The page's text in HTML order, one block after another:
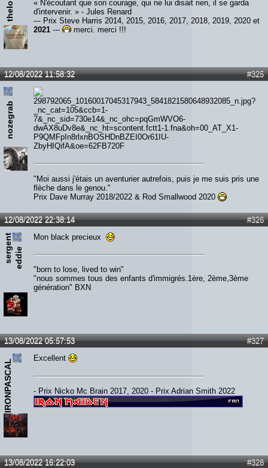
« N'écoutant que son courage, qui ne lui disait rien, il se garda
d'intervenir. » - Jules Renard
--- Prix Steve Harris 2014, 2015, 2016, 2017, 2018, 2019, 2020 et
2021 --- merci, merci !!!
#325
12/08/2022 11:58:32
nozegrab
"Moi aussi j'étais un aventurier autrefois, puis je me suis pris une
flèche dans le genou."
Prix Dave Murray 2018/2022 & Rod Smallwood 2020
#326
12/08/2022 22:38:14
s
e
rg
e
n
t
e
d
d
ie
Mon black precieux
"born to lose, lived to win"
"nous sommes tous des enfants d'immigrés.1ère, 2ème,3ème
génération" BXN
#327
13/08/2022 05:57:53
IRONPASCAL
Excellent
- Prix Nicko Mc Brain 2017, 2020 - Prix Adrian Smith 2022
#328
13/08/2022 16:22:03